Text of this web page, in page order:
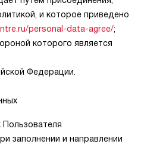
и которое приведено
personal-data-agree/;
которого является
Федерации.
заполнении и направлении